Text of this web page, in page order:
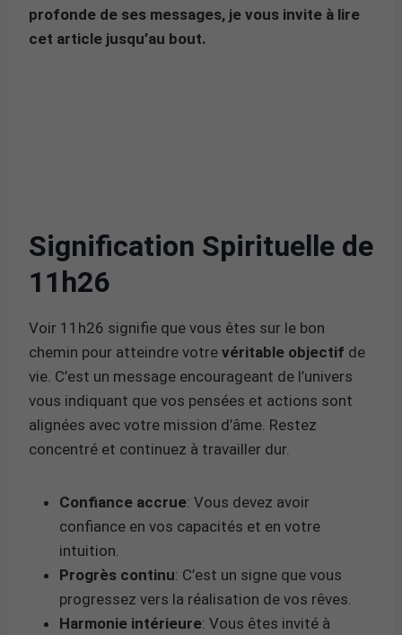
profonde de ses messages, je vous invite à lire
cet article jusqu’au bout.
Signification Spirituelle de
11h26
Voir 11h26 signifie que vous êtes sur le bon
chemin pour atteindre votre véritable objectif de
vie. C’est un message encourageant de l’univers
vous indiquant que vos pensées et actions sont
alignées avec votre mission d’âme. Restez
concentré et continuez à travailler dur.
Confiance accrue: Vous devez avoir
confiance en vos capacités et en votre
intuition.
Progrès continu: C’est un signe que vous
progressez vers la réalisation de vos rêves.
Harmonie intérieure: Vous êtes invité à